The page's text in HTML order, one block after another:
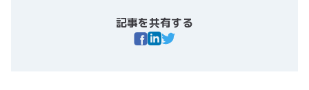
記事を共有する